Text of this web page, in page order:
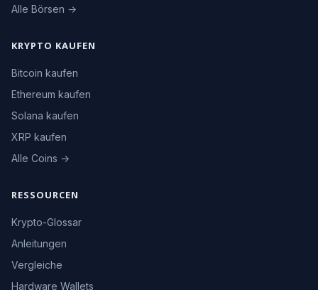
Alle Börsen →
KRYPTO KAUFEN
Bitcoin kaufen
Ethereum kaufen
Solana kaufen
XRP kaufen
Alle Coins →
RESSOURCEN
Krypto-Glossar
Anleitungen
Vergleiche
Hardware Wallets